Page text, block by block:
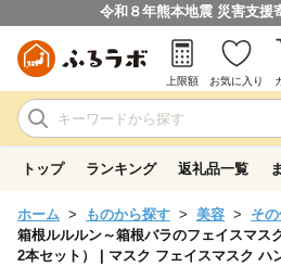
令和８年熊本地震 災害支援
上限額 お気に入り
トップ ランキング 返礼品一覧
ホーム ものから探す 美容
そ
箱根ルルルン～箱根バラのフェイスマス
2本セット） | マスク フェイスマスク ハ